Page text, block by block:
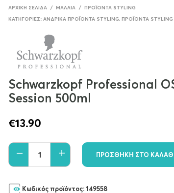
ΑΡΧΙΚΉ ΣΕΛΊΔΑ / ΜΑΛΛΙΆ / ΠΡΟΪΌΝΤΑ STYLING
ΚΑΤΗΓΟΡΊΕΣ:ΑΝΔΡΙΚΆ ΠΡΟΪΌΝΤΑ STYLING, ΠΡΟΪΌΝΤΑ STYLING
Schwarzkopf Professional
Session 500ml
€13.90
ΠΡΟΣΘΉΚΗ ΣΤΟ ΚΑΛΆΘΙ
Κωδικός προϊόντος:149558